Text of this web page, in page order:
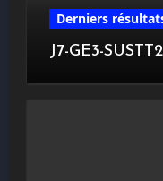
Derniers
J7-GE3-